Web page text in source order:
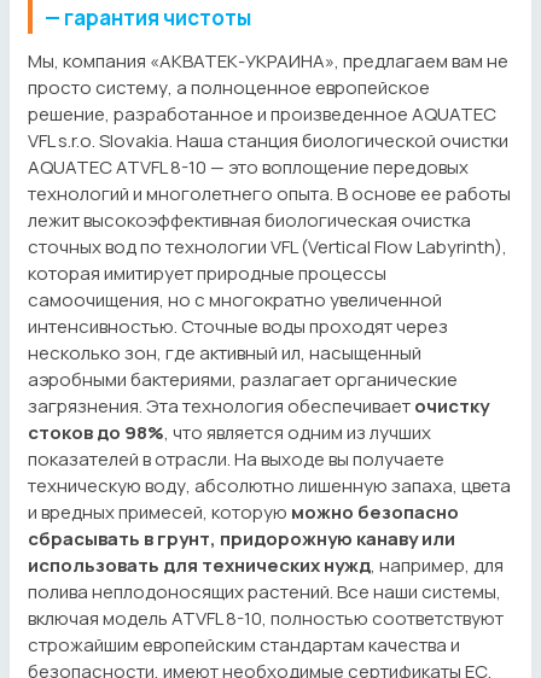
— гарантия чистоты
Мы, компания «АКВАТЕК-УКРАИНА», предлагаем вам не
просто систему, а полноценное европейское
решение, разработанное и произведенное AQUATEC
VFL s.r.o. Slovakia. Наша станция биологической очистки
AQUATEC ATVFL 8-10 — это воплощение передовых
технологий и многолетнего опыта. В основе ее работы
лежит высокоэффективная биологическая очистка
сточных вод по технологии VFL (Vertical Flow Labyrinth),
которая имитирует природные процессы
самоочищения, но с многократно увеличенной
интенсивностью. Сточные воды проходят через
несколько зон, где активный ил, насыщенный
аэробными бактериями, разлагает органические
загрязнения. Эта технология обеспечиваеточистку
стоков до 98%, что является одним из лучших
показателей в отрасли. На выходе вы получаете
техническую воду, абсолютно лишенную запаха, цвета
и вредных примесей, которую можно безопасно
сбрасывать в грунт, придорожную канаву или
использовать для технических нужд, например, для
полива неплодоносящих растений. Все наши системы,
включая модель ATVFL 8-10, полностью соответствуют
строжайшим европейским стандартам качества и
безопасности, имеют необходимые сертификаты ЕС,